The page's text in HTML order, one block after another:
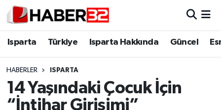
Isparta Türkiye Isparta Hakkında Güncel
HABERLER ISPARTA
14 Yaşındaki Çocuk İçin
“İntihar Girişimi”
Isparta
Esnaf Diyor ki;
Isparta Nöbetçi Eczaneler
Isparta Trafik Yoğunluk Haritası